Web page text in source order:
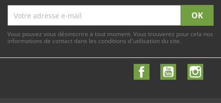
Vous pouvez vous désinscrire à tout moment. Vous trouverez pour cela nos
informations de contact dans les conditions d'utilisation du site.
FacebookYouTube